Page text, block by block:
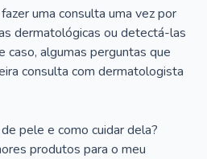
uma consulta uma vez por
dermatológicas ou detectá-las
caso, algumas perguntas que
consulta com dermatologista
pele e como cuidar dela?
produtos para o meu